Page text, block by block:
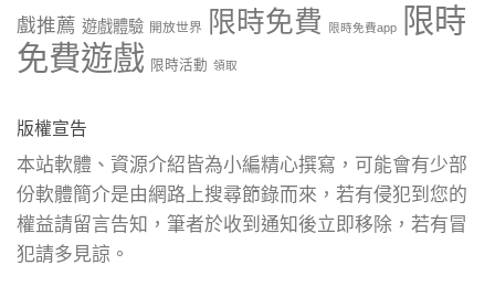
戲推薦 遊戲體驗 開放世界 限時免費 限時免費app
限時
免費遊戲 限時活動 領取
版權宣告
本站軟體、資源介紹皆為小編精心撰寫，可能會有少部
份軟體簡介是由網路上搜尋節錄而來，若有侵犯到您的
權益請留言告知，筆者於收到通知後立即移除，若有冒
犯請多見諒。